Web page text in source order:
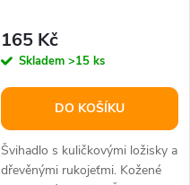
165 Kč
Skladem >15 ks
DO KOŠÍKU
Švihadlo s kuličkovými ložisky a
dřevěnými rukojeťmi. Kožené